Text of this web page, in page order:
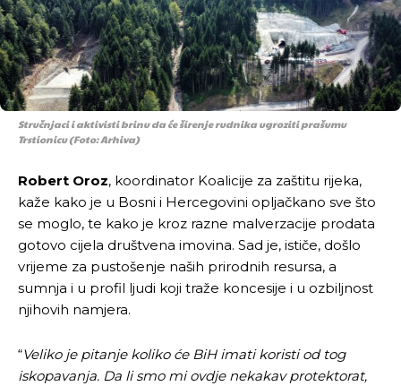
Stručnjaci i aktivisti brinu da će širenje rudnika ugroziti prašumu
Trstionicu (Foto: Arhiva)
Robert Oroz, koordinator Koalicije za zaštitu rijeka,
kaže kako je u Bosni i Hercegovini opljačkano sve što
se moglo, te kako je kroz razne malverzacije prodata
gotovo cijela društvena imovina. Sad je, ističe, došlo
vrijeme za pustošenje naših prirodnih resursa, a
sumnja i u profil ljudi koji traže koncesije i u ozbiljnost
njihovih namjera.
“Veliko je pitanje koliko će BiH imati koristi od tog
iskopavanja. Da li smo mi ovdje nekakav protektorat,